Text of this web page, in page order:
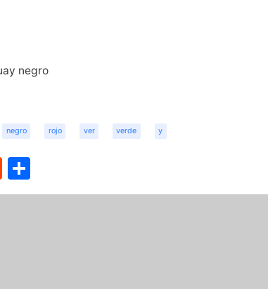
negro
negro rojo ver verde y
Reddit